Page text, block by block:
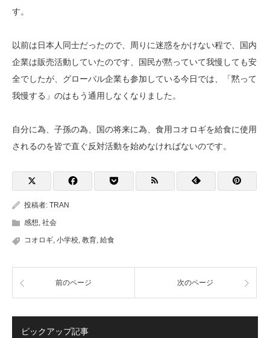
す。
以前は日本人同士だったので、周りに迷惑をかけない程で、国内
企業は販売活動していたのです、国民が黙っていて我慢しても安
全でしたが、グローバル企業も参加している今日では、「黙って
我慢する」のはもう通用しなくなりました。
自分に為、子孫の為、国の将来に為、食用コオロギを給食に使用
されるのを皆で直ぐ反対活動を始めなければないのです。
投稿者: TRAN
感想, 社会
コオロギ, 小学校, 教育, 給食
前のページ 次のページ
ピックアップ記事